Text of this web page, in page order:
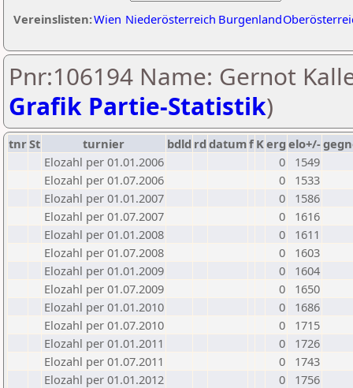
Vereinslisten:Wien Niederösterreich Burgenland
Pnr:106194 Name: Gernot
Grafik Partie-Statistik)
tnrSt turnier bdld rd datumf Kerg elo+/-
Elozahl per 01.01.2006
0
1549
Elozahl per 01.07.2006
0
1533
Elozahl per 01.01.2007
0
1586
Elozahl per 01.07.2007
0
1616
Elozahl per 01.01.2008
0
1611
Elozahl per 01.07.2008
0
1603
Elozahl per 01.01.2009
0
1604
Elozahl per 01.07.2009
0
1650
Elozahl per 01.01.2010
0
1686
Elozahl per 01.07.2010
0
1715
Elozahl per 01.01.2011
0
1726
Elozahl per 01.07.2011
0
1743
Elozahl per 01.01.2012
0
1756